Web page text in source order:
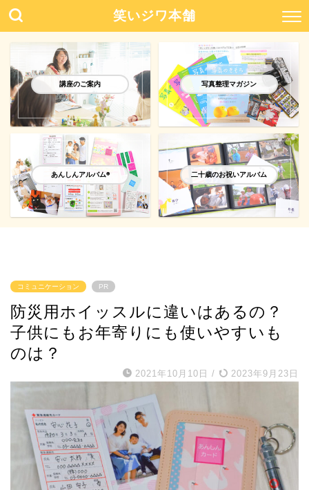
笑いジワ本舗
講座のご案内 写真整理マガジン
あんしんアルバム®️ 二十歳のお祝いアルバム
コミュニケーション PR
防災用ホイッスルに違いはあるの？
子供にもお年寄りにも使いやすいも
のは？
2021年10月10日 / 2023年9月23日